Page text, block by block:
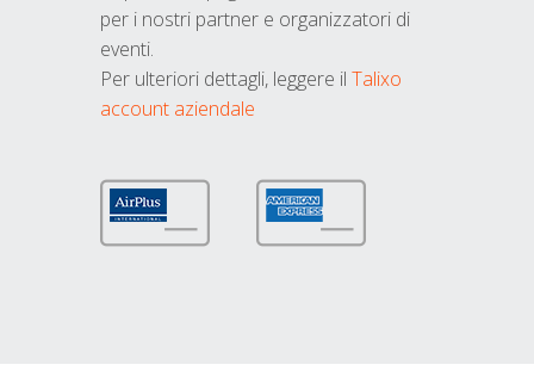
per i nostri partner e organizzatori di
eventi.
Per ulteriori dettagli, leggere il Talixo
account aziendale